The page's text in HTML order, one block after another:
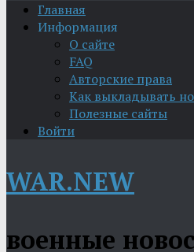
Главная
Информация
О сайте
FAQ
Авторские права
Как выкладывать
Полезные сайты
Войти
WAR.NEW
военные